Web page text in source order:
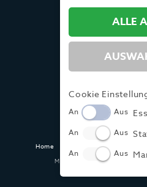
Fax:
+49 (0)
Home Impressum
Made with ♥ in Dasing und
ALLE
Cookie
An Aus
An Aus
An Aus